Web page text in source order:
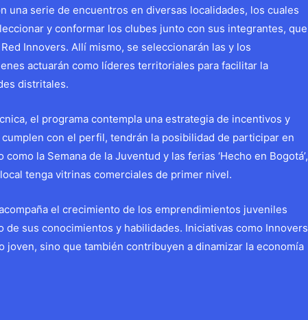
una serie de encuentros en diversas localidades, los cuales
y conformar los clubes junto con sus integrantes, que
Innovers. Allí mismo, se seleccionarán las y los
actuarán como líderes territoriales para facilitar la
distritales.
el programa contempla una estrategia de incentivos y
con el perfil, tendrán la posibilidad de participar en
la Semana de la Juventud y las ferias ‘Hecho en Bogotá’,
tenga vitrinas comerciales de primer nivel.
el crecimiento de los emprendimientos juveniles
sus conocimientos y habilidades. Iniciativas como Innovers
joven, sino que también contribuyen a dinamizar la economía